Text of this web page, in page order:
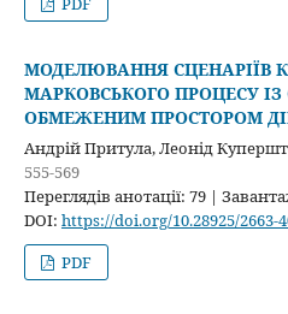
МОДЕЛЮВАННЯ СЦЕНАРІЇВ
МАРКОВСЬКОГО ПРОЦЕСУ
ОБМЕЖЕНИМ ПРОСТОРОМ
Андрій Притула, Леонід
555-569
Переглядів анотації: 79 |
DOI: https://doi.org/10.28925/2663-
PDF